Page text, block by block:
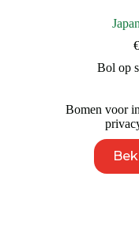
€
Bol op
Bomen voor